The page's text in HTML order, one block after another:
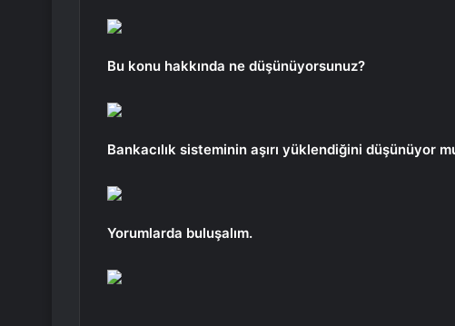
Bu konu hakkında ne düşünüyorsunuz?
Bankacılık sisteminin aşırı yüklendiğini düşünüyor
Yorumlarda buluşalım.